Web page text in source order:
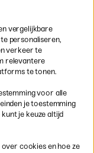
producten.
iDEAL
vergelijkbare
personaliseren,
verkeer te
relevantere
te tonen.
voor alle
je toestemming
je keuze altijd
cookies en hoe ze